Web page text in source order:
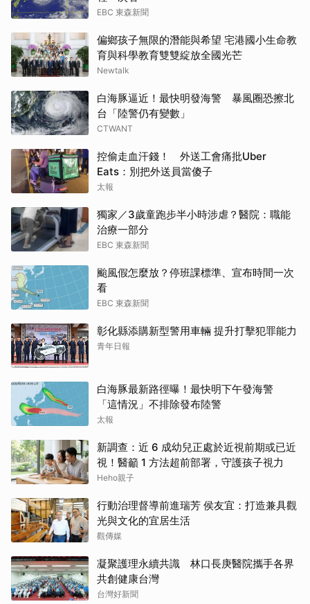
EBC 東森新聞
偏鄉孩子無限的潛能與希望 宅港國小生命教
育與科學教育雙雙綻放全國光芒
Newtalk
白海豚逼近！最快明發海警 暴風圈恐擦北
台「陸警仍有變數」
CTWANT
控偷走血汗錢！ 外送工會痛批Uber
Eats：別把外送員當傻子
太報
獨家／3歲童跑步半小時涉虐？醫院：職能
治療一部分
EBC 東森新聞
颱風假怎麼放？停班課標準、宣布時間一次
看
EBC 東森新聞
彰化縣添購新型警用車輛 提升打擊犯罪能力
青年日報
白海豚最新路徑曝！最快明下午發海警
「這情況」不排除發布陸警
太報
新調查：近 6 成幼兒正處於近視前期或已近
視！醫籲 1 方法超前部署，守護孩子視力
Heho親子
行動治理督導前進瑞芳 侯友宜：打造兼具觀
光與文化的宜居生活
觀傳媒
凝聚護理永續共識 林口長庚醫院攜手各界
共創健康台灣
台灣好新聞